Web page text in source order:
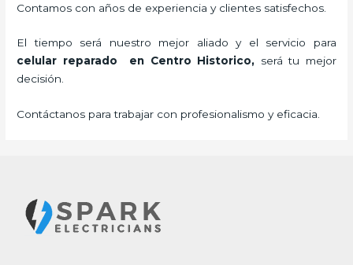
Contamos con años de experiencia y clientes satisfechos.
El tiempo será nuestro mejor aliado y el servicio para
celular reparado en Centro Historico, será tu mejor
decisión.
Contáctanos para trabajar con profesionalismo y eficacia.